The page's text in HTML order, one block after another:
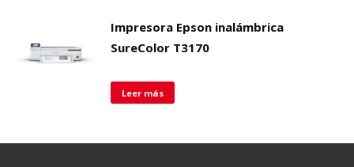
Impresora Epson inalámbrica
SureColor T3170
Leer más